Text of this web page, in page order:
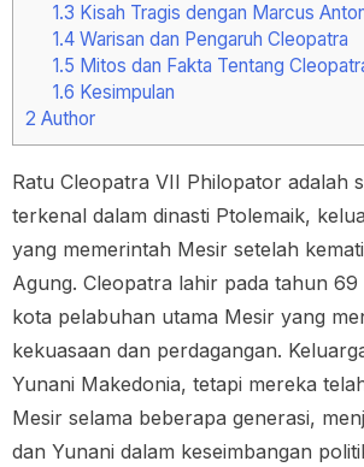
1.3 Kisah Tragis dengan Marcus
1.4Warisan dan Pengaruh Cleopatra
1.5 Mitos dan Fakta Tentang
1.6 Kesimpulan
2 Author
Ratu Cleopatra VII Philopator adalah
terkenal dalam dinasti Ptolemaik,
yang memerintah Mesir setelah
Agung. Cleopatra lahir pada tahun
kota pelabuhan utama Mesir yang
kekuasaan dan perdagangan.
Yunani Makedonia, tetapi mereka
Mesir selama beberapa generasi,
dan Yunani dalam keseimbangan